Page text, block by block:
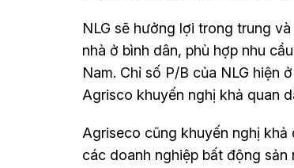
NLG sẽ hưởng lợi trong trung
nhà ở bình dân, phù hợp nhu
Nam. Chỉ số P/B của NLG hiện
Agrisco khuyến nghị khả quan
Agriseco cũng khuyến nghị
các doanh nghiệp bất động